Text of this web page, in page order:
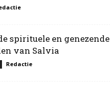
spirituele en genezende
van Salvia
Redactie